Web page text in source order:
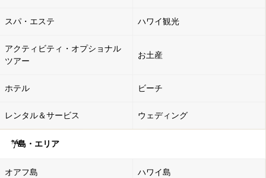
スパ・エステ ハワイ観光
アクティビティ・オプショナル
ツアー
お土産
ホテル ビーチ
レンタル＆サービス ウェディング
島・エリア
オアフ島 ハワイ島